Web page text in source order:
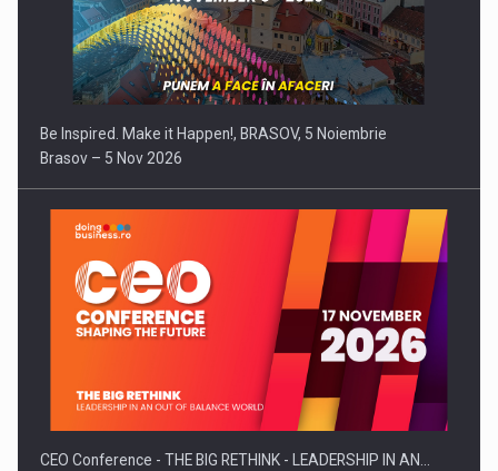
Be Inspired. Make it Happen!, BRASOV, 5 Noiembrie
Brasov – 5 Nov 2026
CEO Conference - THE BIG RETHINK - LEADERSHIP IN AN…